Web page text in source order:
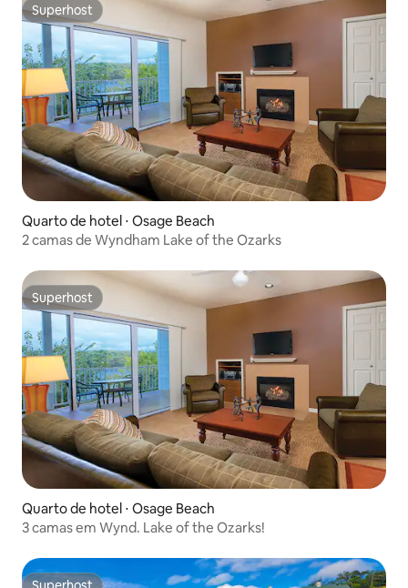
Superhost
Superhost
Quarto de hotel ⋅ Osage Beach
2 camas de Wyndham Lake of the Ozarks
Superhost
Superhost
Quarto de hotel ⋅ Osage Beach
3 camas em Wynd. Lake of the Ozarks!